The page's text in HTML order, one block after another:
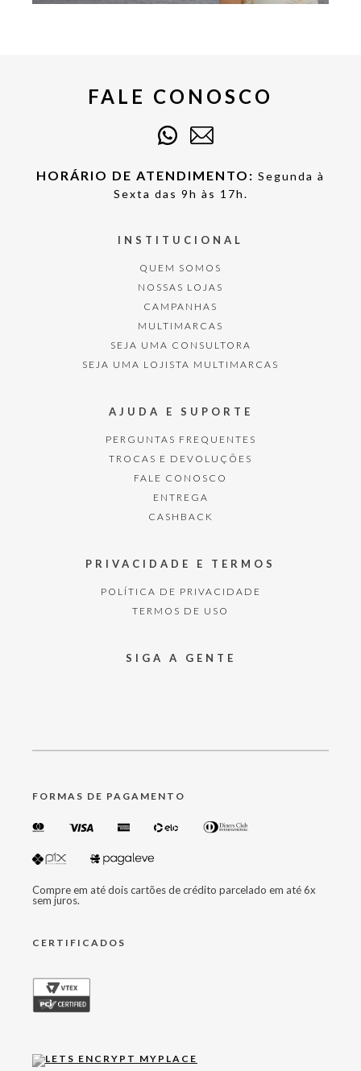
FALE CONOSCO
HORÁRIO DE ATENDIMENTO: Segunda à
Sexta das 9h às 17h.
INSTITUCIONAL
QUEM SOMOS
NOSSAS LOJAS
CAMPANHAS
MULTIMARCAS
SEJA UMA CONSULTORA
SEJA UMA LOJISTA MULTIMARCAS
AJUDA E SUPORTE
PERGUNTAS FREQUENTES
TROCAS E DEVOLUÇÕES
FALE CONOSCO
ENTREGA
CASHBACK
PRIVACIDADE E TERMOS
POLÍTICA DE PRIVACIDADE
TERMOS DE USO
SIGA A GENTE
FORMAS DE PAGAMENTO
Compre em até dois cartões de crédito parcelado em até 6x
sem juros.
CERTIFICADOS